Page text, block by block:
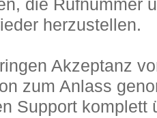
die Rufnummer
herzustellen.
Akzeptanz
zum Anlass
Support komplett